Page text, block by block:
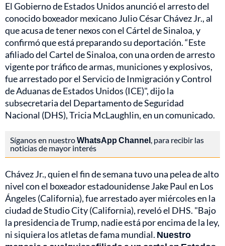
El Gobierno de Estados Unidos anunció el arresto del
conocido boxeador mexicano Julio César Chávez Jr., al
que acusa de tener nexos con el Cártel de Sinaloa, y
confirmó que está preparando su deportación. “Este
afiliado del Cartel de Sinaloa, con una orden de arresto
vigente por tráfico de armas, municiones y explosivos,
fue arrestado por el Servicio de Inmigración y Control
de Aduanas de Estados Unidos (ICE)", dijo la
subsecretaria del Departamento de Seguridad
Nacional (DHS), Tricia McLaughlin, en un comunicado.
Síganos en nuestroWhatsApp Channel, para recibir las
noticias de mayor interés
Chávez Jr., quien el fin de semana tuvo una pelea de alto
nivel con el boxeador estadounidense Jake Paul en Los
Ángeles (California), fue arrestado ayer miércoles en la
ciudad de Studio City (California), reveló el DHS. "Bajo
la presidencia de Trump, nadie está por encima de la ley,
ni siquiera los atletas de fama mundial. Nuestro